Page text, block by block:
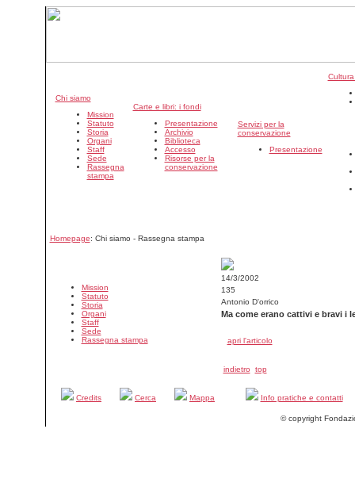
Chi siamo
Mission
Statuto
Storia
Organi
Staff
Sede
Rassegna
stampa
Carte e libri: i fondi
Presentazione
Archivio
Biblioteca
Accesso
Risorse per la
conservazione
Servizi per la
conservazione
Presentazione
Homepage: Chi siamo - Rassegna stampa
Mission
Statuto
Storia
Organi
Staff
Sede
Rassegna stampa
14/3/2002
135
Antonio D'orrico
Ma come erano cattivi e bravi i
apri l'articolo
indietro top
Credits Cerca Mappa Info pratiche e contatti
© copyright